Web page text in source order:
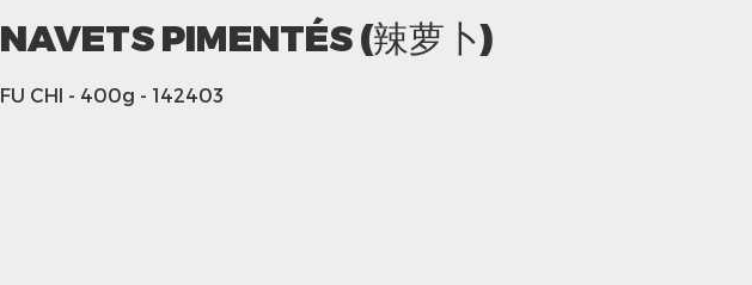
NAVETS PIMENTÉS (辣萝卜)
FU CHI - 400g - 142403